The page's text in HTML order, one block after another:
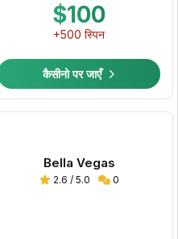
$100
+500 स्पिन
कैसीनो पर जाएँ
Bella Vegas
2.6 / 5.0 0